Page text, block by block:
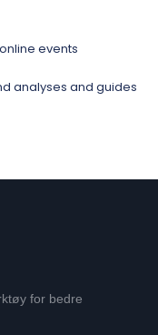
events
analyses and guides
for bedre